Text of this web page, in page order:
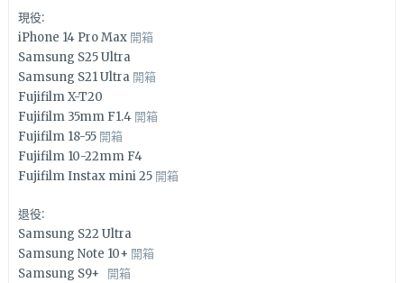
現役:
iPhone 14 Pro Max 開箱
Samsung S25 Ultra
Samsung S21 Ultra 開箱
Fujifilm X-T20
Fujifilm 35mm F1.4 開箱
Fujifilm 18-55 開箱
Fujifilm 10-22mm F4
Fujifilm Instax mini 25 開箱
退役:
Samsung S22 Ultra
Samsung Note 10+ 開箱
Samsung S9+ 開箱